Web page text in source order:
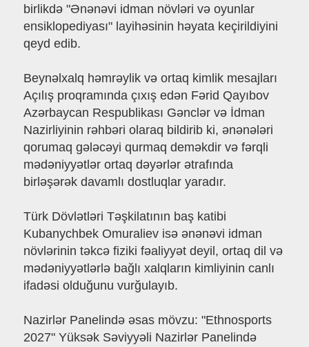
birlikdə "Ənənəvi idman növləri və oyunlar
ensiklopediyası" layihəsinin həyata keçirildiyini
qeyd edib.
Beynəlxalq həmrəylik və ortaq kimlik mesajları
Açılış proqramında çıxış edən Fərid Qayıbov
Azərbaycan Respublikası Gənclər və İdman
Nazirliyinin rəhbəri olaraq bildirib ki, ənənələri
qorumaq gələcəyi qurmaq deməkdir və fərqli
mədəniyyətlər ortaq dəyərlər ətrafında
birləşərək davamlı dostluqlar yaradır.
Türk Dövlətləri Təşkilatının baş katibi
Kubanychbek Omuraliev isə ənənəvi idman
növlərinin təkcə fiziki fəaliyyət deyil, ortaq dil və
mədəniyyətlərlə bağlı xalqların kimliyinin canlı
ifadəsi olduğunu vurğulayıb.
Nazirlər Panelində əsas mövzu: "Ethnosports
2027" Yüksək Səviyyəli Nazirlər Panelində